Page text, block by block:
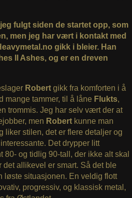
fulgt siden de startet opp, som
men jeg har vært i kontakt med
gikk i bleier. Han
II Ashes, og er en dreven
Robert gikk fra komforten i å
mange tammer, til å låne Flukts,
trommis. Jeg har selv vært der at
men Robert kunne man
liker stilen, det er flere detaljer og
Det drypper litt
80- og tidlig 90-tall, der ikke alt skal
allikevel er smart. Så det ble
løste situasjonen. En veldig flott
progressiv, og klassisk metal,